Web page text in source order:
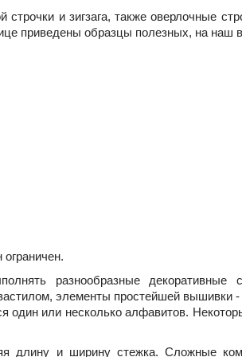
и зигзага, также оверлочные
приведены образцы полезных, на наш
разнообразные декоративные
элементы простейшей вышивки
один или несколько алфавитов.
длину и ширину стежка. Сложные